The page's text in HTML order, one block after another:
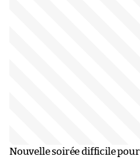
Nouvelle soirée difficile pour